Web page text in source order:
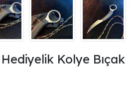
Kolye Bıçak